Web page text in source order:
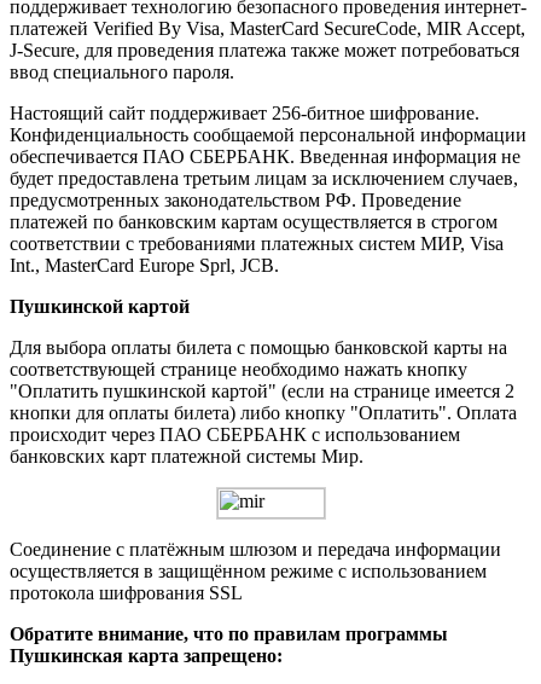
поддерживает технологию безопасного проведения интернет-
платежей Verified By Visa, MasterCard SecureCode, MIR Accept,
J-Secure, для проведения платежа также может потребоваться
ввод специального пароля.
Настоящий сайт поддерживает 256-битное шифрование.
Конфиденциальность сообщаемой персональной информации
обеспечивается ПАО СБЕРБАНК. Введенная информация не
будет предоставлена третьим лицам за исключением случаев,
предусмотренных законодательством РФ. Проведение
платежей по банковским картам осуществляется в строгом
соответствии с требованиями платежных систем МИР, Visa
Int., MasterCard Europe Sprl, JCB.
Пушкинской картой
Для выбора оплаты билета с помощью банковской карты на
соответствующей странице необходимо нажать кнопку
"Оплатить пушкинской картой" (если на странице имеется 2
кнопки для оплаты билета) либо кнопку "Оплатить". Оплата
происходит через ПАО СБЕРБАНК с использованием
банковских карт платежной системы Мир.
Соединение с платёжным шлюзом и передача информации
осуществляется в защищённом режиме с использованием
протокола шифрования SSL
Обратите внимание, что по правилам программы
Пушкинская карта запрещено: